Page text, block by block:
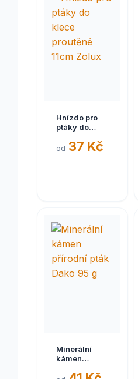
Hnízdo pro
ptáky do
proutěné
od 37 Kč
Minerální
kámen